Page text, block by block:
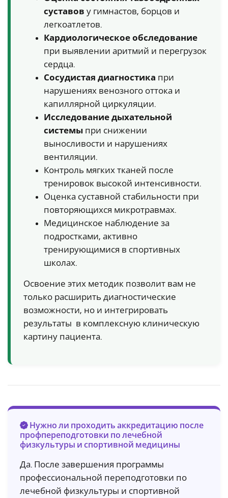
суставов у гимнастов, борцов и
легкоатлетов.
Кардиологическое обследование
при выявлении аритмий и перегрузок
сердца.
Сосудистая диагностика при
нарушениях венозного оттока и
капиллярной циркуляции.
Исследование дыхательной
системы при снижении
выносливости и нарушениях
вентиляции.
Контроль мягких тканей после
тренировок высокой интенсивности.
Оценка суставной стабильности при
повторяющихся микротравмах.
Медицинское наблюдение за
подростками, активно
тренирующимися в спортивных
школах.
Освоение этих методик позволит вам не
только расширить диагностические
возможности, но и интегрировать
результаты в комплексную клиническую
картину пациента.
Нужно ли проходить аккредитацию после
профпереподготовки по лечебной
физкультуры и спортивной медицины
Да. После завершения программы
профессиональной переподготовки по
лечебной физкультуры и спортивной